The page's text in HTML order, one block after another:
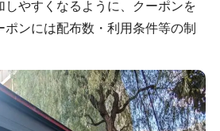
やすくなるように、クーポンを
ンには配布数・利用条件等の制